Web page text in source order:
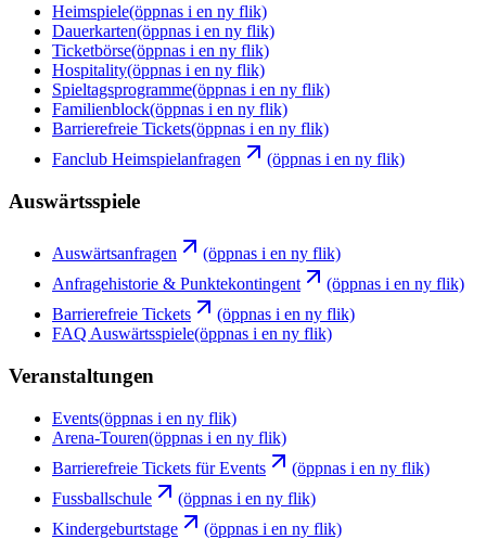
Heimspiele(öppnas i en ny flik)
Dauerkarten(öppnas i en ny flik)
Ticketbörse(öppnas i en ny flik)
Hospitality(öppnas i en ny flik)
Spieltagsprogramme(öppnas i en ny flik)
Familienblock(öppnas i en ny flik)
Barrierefreie Tickets(öppnas i en ny flik)
Fanclub Heimspielanfragen
(öppnas i en ny flik)
Auswärtsspiele
Auswärtsanfragen
(öppnas i en ny flik)
Anfragehistorie & Punktekontingent
(öppnas i en ny flik)
Barrierefreie Tickets
(öppnas i en ny flik)
FAQ Auswärtsspiele(öppnas i en ny flik)
Veranstaltungen
Events(öppnas i en ny flik)
Arena-Touren(öppnas i en ny flik)
Barrierefreie Tickets für Events
(öppnas i en ny flik)
Fussballschule
(öppnas i en ny flik)
Kindergeburtstage
(öppnas i en ny flik)